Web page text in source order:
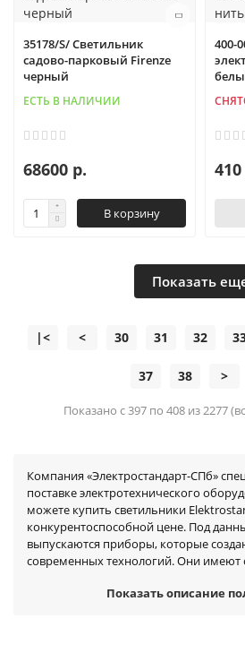
35178/S/ Светильник
садово-парковый Firenze
черный
ЕСТЬ В НАЛИЧИИ
68600 р.
В корзину
400-
Показать
|< < 30 31 32
37 38 >
Показано с 397 по 408 из 2277
Компания «Электростандарт-СПб»
поставке электротехнического
можете купить светильники
конкурентоспособной цене. Под
выпускаются приборы, которые
современных технологий. Они имеют
соответствуют требованиям
Показать описание
Показать описание